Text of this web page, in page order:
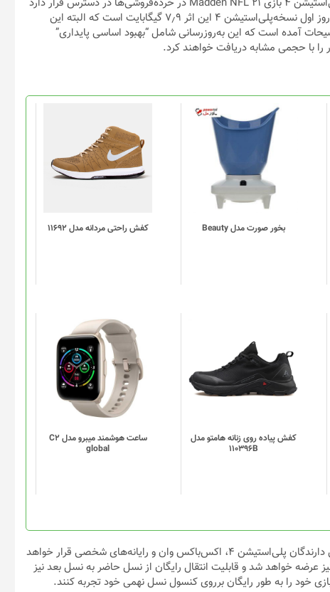
بر اساس گزارش منتشر شده از سوی Twisted Voxel، نسخه‌ی پلی‌استیشن ۴ بازی Madden NFL 21 در خرده‌فروشی‌ها در دسترس قرار دارد
و در روز اول یک به‌روزرسانی دریافت خواهد کرد. حجم به‌روزرسانی روز اول نسخه‌پلی‌استیشن ۴ این اثر ۷٫۹ گیگابایت است که البته این
آمده است که این به‌روزرسانی شامل “بهبود اساسی پایداری”
را با حجمی مشابه دریافت خواهند کرد.
بخور صورت مدل Beauty کفش راحتی مردانه مدل 11692
محصول
دارای
انواع
مختلفی
گزینه
محصول
انتخاب
شوند
کفش پیاده روی زنانه هامتو مدل
110396B
محصول
دارای
انواع
مختلفی
گزینه
ها
محصول
انتخاب
شوند
ساعت هوشمند میبرو مدل C2
global
این
محصول
دارای
انواع
مختلفی
می
گزینه
ها
محصول
انتخاب
شوند
عنوان Madden NFL 21 در تاریخ ۴ شهریور (۲۵ آگست) در دسترس دارندگان پلی‌استیشن ۴، اکس‌باکس وان و رایانه‌های شخصی قرار خواهد
۵ و اکس‌باکس سری اکس نیز عرضه خواهد شد و قابلیت انتقال رایگان از نسل حاضر به نسل بعد نیز
خود را به طور رایگان برروی کنسول نسل نهمی خود تجربه کنند.